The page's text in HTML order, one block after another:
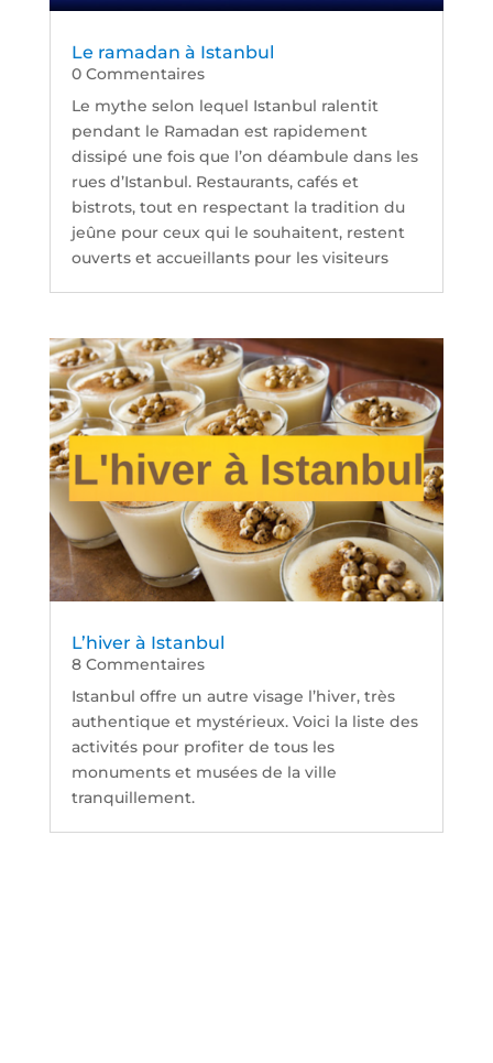
Le ramadan à Istanbul
0 Commentaires
Le mythe selon lequel Istanbul ralentit
pendant le Ramadan est rapidement
dissipé une fois que l’on déambule dans les
rues d’Istanbul. Restaurants, cafés et
bistrots, tout en respectant la tradition du
jeûne pour ceux qui le souhaitent, restent
ouverts et accueillants pour les visiteurs
L’hiver à Istanbul
8 Commentaires
Istanbul offre un autre visage l’hiver, très
authentique et mystérieux. Voici la liste des
activités pour profiter de tous les
monuments et musées de la ville
tranquillement.